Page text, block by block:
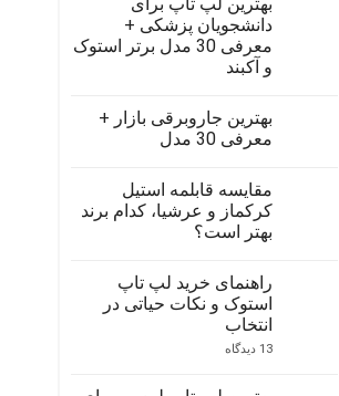
برای
بهترین
همزن
کاسه‌دار
برای
خانواده
+
مدل
ثبت
نشده
دانشجویان پزشکی +
معرفی 30 مدل برتر استوک
و آکبند
برای
بهترین
لپ
دانشجویان
پزشکی
+
معرفی
برتر
استوک
آکبند
ثبت
بهترین جاروبرقی‌ بازار +
معرفی 30 مدل
برای
بهترین
جاروبرقی‌
بازار
30
مدل
ثبت
نشده
مقایسه قابلمه استیل
کرکماز و عرشیا، کدام برند
بهتر است؟
برای
مقایسه
قابلمه
استیل
و
ثبت
نشده
راهنمای خرید لپ تاپ
استوک و نکات حیاتی در
انتخاب
13 دیدگاه
برای
لپ